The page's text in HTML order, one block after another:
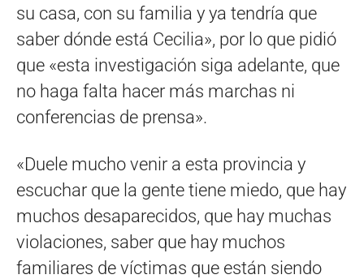
su casa, con su familia y ya tendría que
saber dónde está Cecilia», por lo que pidió
que «esta investigación siga adelante, que
no haga falta hacer más marchas ni
conferencias de prensa».
«Duele mucho venir a esta provincia y
escuchar que la gente tiene miedo, que hay
muchos desaparecidos, que hay muchas
violaciones, saber que hay muchos
familiares de víctimas que están siendo